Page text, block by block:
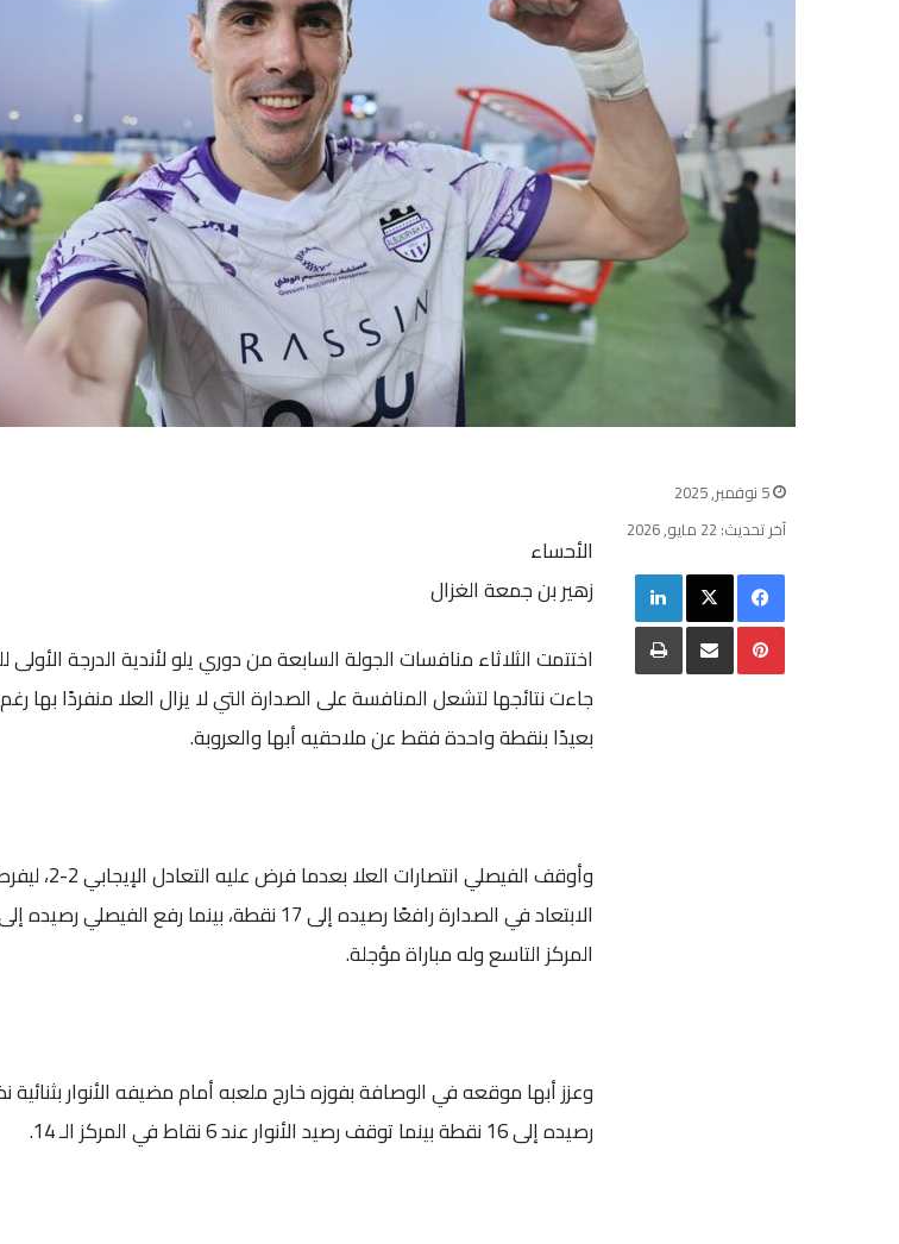
الأحساء
زهير بن جمعة الغزال
اختتمت الثلاثاء منافسات الجولة السابعة من دوري يلو لأندية الدرجة الأولى
جاءت نتائجها لتشعل المنافسة على الصدارة التي لا يزال العلا منفردًا بها
بعيدًا بنقطة واحدة فقط عن ملاحقيه أبها والعروبة.
وأوقف الفيصلي
المركز التاسع وله مباراة مؤجلة.
وعزز أبها موقعه في الوصافة بفوزه خارج ملعبه أمام مضيفه الأنوار بثنائية
رصيده إلى 16 نقطة بينما توقف رصيد الأنوار عند 6 نقاط في المركز الـ 14.
5 نوفمبر, 2025
آخر تحديث: 22 مايو, 2026
فيسبوك‫X
لينكدإن
بينتيريستمشاركة عبر البريد طباعة